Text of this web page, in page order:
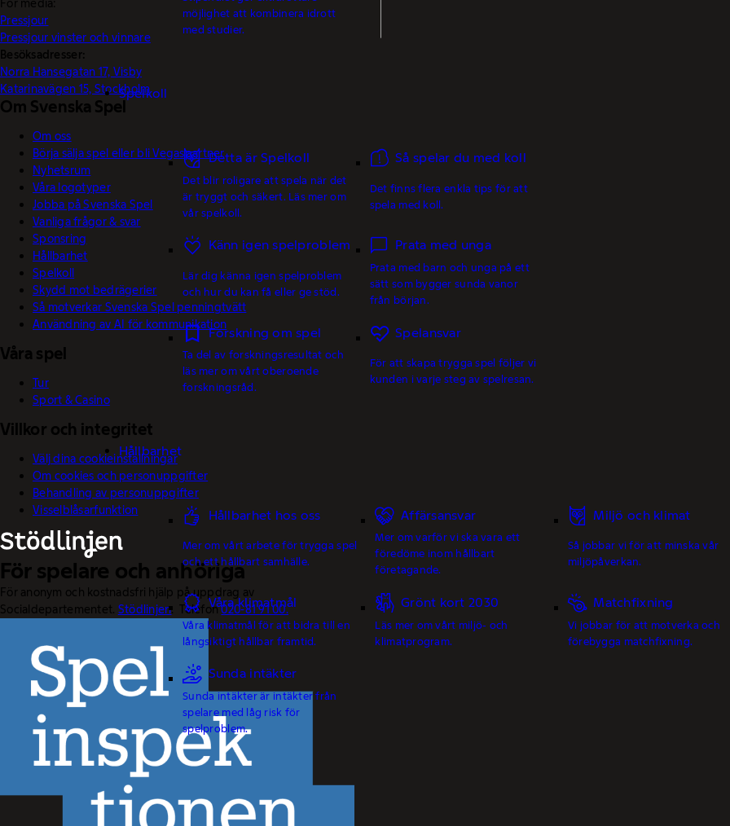
möjlighet att kombinera idrott
med studier.
Spelkoll
Detta är Spelkoll
Det blir roligare att spela när det
är tryggt och säkert. Läs mer om
vår spelkoll.
Så spelar du med koll
Det finns flera enkla tips för att
spela med koll.
Känn igen spelproblem
Lär dig känna igen spelproblem
och hur du kan få eller ge stöd.
Prata med unga
Prata med barn och unga på ett
sätt som bygger sunda vanor
från början.
Forskning om spel
Ta del av forskningsresultat och
läs mer om vårt oberoende
forskningsråd.
Spelansvar
För att skapa trygga spel följer vi
kunden i varje steg av spelresan.
Hållbarhet
Hållbarhet hos oss
Mer om vårt arbete för trygga spel
och ett hållbart samhälle.
Affärsansvar
Mer om varför vi ska vara ett
föredöme inom hållbart
företagande.
Miljö och klimat
Så jobbar vi för att minska vår
miljöpåverkan.
Våra klimatmål
Våra klimatmål för att bidra till en
långsiktigt hållbar framtid.
Grönt kort 2030
Läs mer om vårt miljö- och
klimatprogram.
Matchfixning
Vi jobbar för att motverka och
förebygga matchfixning.
Sunda intäkter
Sunda intäkter är intäkter från
spelare med låg risk för
spelproblem.
Pressjour
Pressjour vinster och vinnare
Besöksadresser:
Norra Hansegatan 17, Visby
Katarinavägen 15, Stockholm
Om Svenska Spel
Om oss
Börja sälja spel eller bli Vegaspartner
Nyhetsrum
Våra logotyper
Jobba på Svenska Spel
Vanliga frågor & svar
Sponsring
Hållbarhet
Spelkoll
Skydd mot bedrägerier
Så motverkar Svenska Spel penningtvätt
Användning av AI för kommunikation
Våra spel
Tur
Sport & Casino
Villkor och integritet
Välj dina cookieinställningar
Om cookies och personuppgifter
Behandling av personuppgifter
Visselblåsarfunktion
För spelare och anhöriga
För anonym och kostnadsfri hjälp på uppdrag av
Socialdepartementet. Stödlinjen. Telefon020-81 91 00.